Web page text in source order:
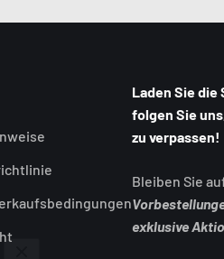
Laden Sie
folgen Sie
zu verpassen!
Bleiben Sie
exklusive